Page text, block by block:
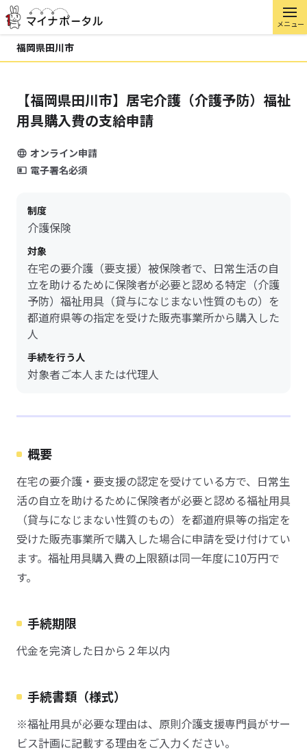
メニュー
福岡県田川市
【福岡県田川市】居宅介護（介護予防）福祉
用具購入費の支給申請
オンライン申請
電子署名必須
制度
介護保険
対象
在宅の要介護（要支援）被保険者で、日常生活の自
立を助けるために保険者が必要と認める特定（介護
予防）福祉用具（貸与になじまない性質のもの）を
都道府県等の指定を受けた販売事業所から購入した
人
手続を行う人
対象者ご本人または代理人
概要
在宅の要介護・要支援の認定を受けている方で、日常生
活の自立を助けるために保険者が必要と認める福祉用具
（貸与になじまない性質のもの）を都道府県等の指定を
受けた販売事業所で購入した場合に申請を受け付けてい
ます。福祉用具購入費の上限額は同一年度に10万円で
す。
手続期限
代金を完済した日から２年以内
手続書類（様式）
※福祉用具が必要な理由は、原則介護支援専門員がサー
ビス計画に記載する理由をご入力ください。